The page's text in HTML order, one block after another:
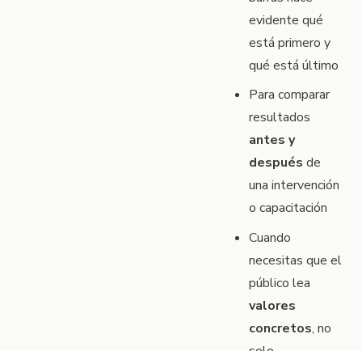
evidente qué
está primero y
qué está último
Para comparar
resultados
antes y
después de
una intervención
o capacitación
Cuando
necesitas que el
público lea
valores
concretos, no